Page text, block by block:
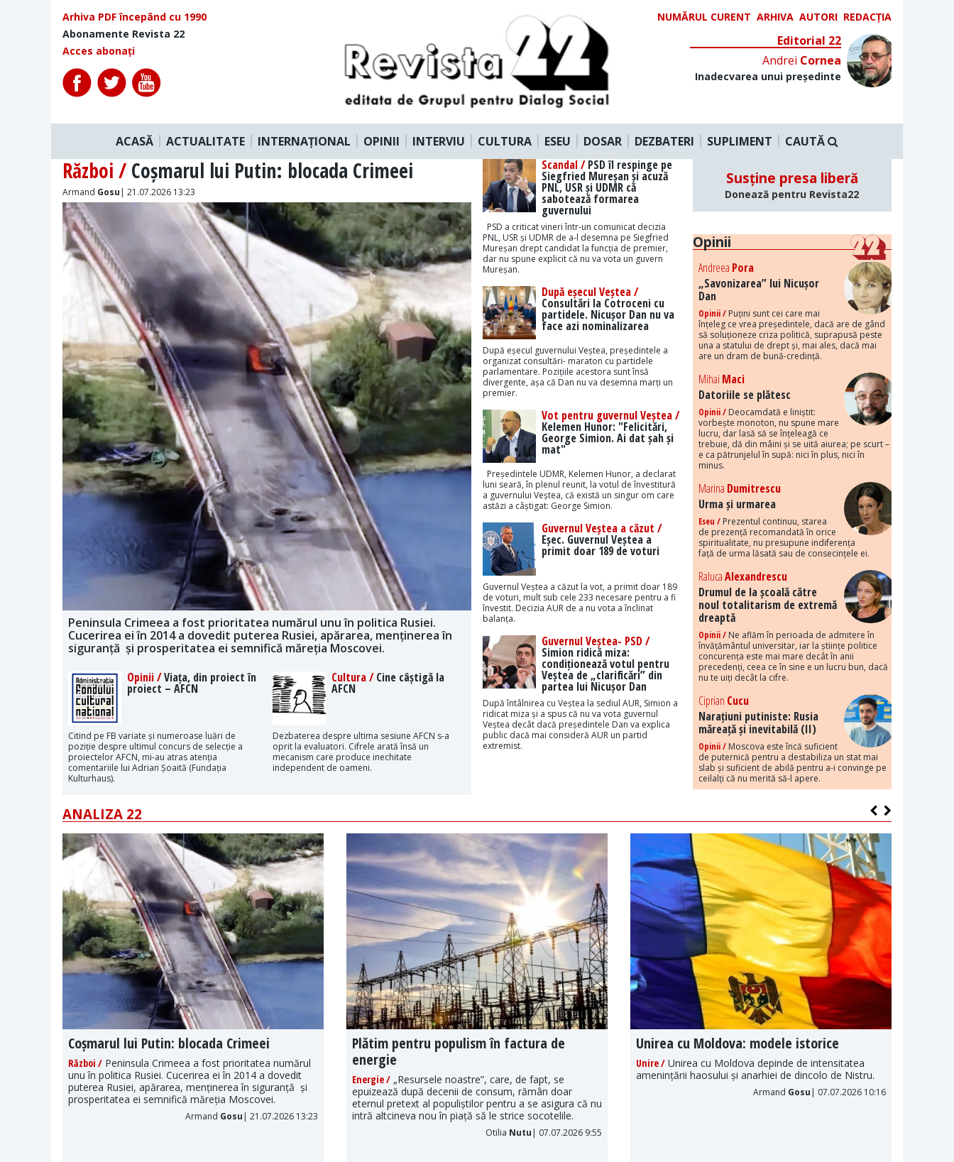
Arhiva PDF începând cu 1990
Abonamente Revista 22
Acces abonați
NUMĂRUL CURENT ARHIVA AUTORI REDACȚIA
Editorial 22
Andrei Cornea
Inadecvarea unui președinte
ACASĂ ACTUALITATE INTERNAȚIONAL OPINII INTERVIU CULTURA ESEU DOSAR DEZBATERI SUPLIMENT CAUTĂ
Război / Coșmarul lui Putin: blocada Crimeei
Armand Gosu | 21.07.2026 13:23
Peninsula Crimeea a fost prioritatea numărul unu în politica Rusiei.
Cucerirea ei în 2014 a dovedit puterea Rusiei, apărarea, menținerea în
siguranță și prosperitatea ei semnifică măreția Moscovei.
Opinii /Viața, din proiect în
proiect – AFCN
Citind pe FB variate și numeroase luări de
poziție despre ultimul concurs de selecție a
proiectelor AFCN, mi-au atras atenția
comentariile lui Adrian Șoaită (Fundația
Kulturhaus).
Cultura /Cine câștigă la
AFCN
Dezbaterea despre ultima sesiune AFCN s-a
oprit la evaluatori. Cifrele arată însă un
mecanism care produce inechitate
independent de oameni.
Scandal /PSD îl respinge pe
Siegfried Mureșan și acuză
PNL, USR și UDMR că
sabotează formarea
guvernului
PSD a criticat vineri într-un comunicat decizia
PNL, USR și UDMR de a-l desemna pe Siegfried
Mureșan drept candidat la funcția de premier,
dar nu spune explicit că nu va vota un guvern
Mureșan.
După eșecul Veștea /
Consultări la Cotroceni cu
partidele. Nicușor Dan nu va
face azi nominalizarea
După eșecul guvernului Veștea, președintele a
organizat consultări- maraton cu partidele
parlamentare. Pozițiile acestora sunt însă
divergente, așa că Dan nu va desemna marți un
premier.
Vot pentru guvernul Veștea /
Kelemen Hunor: "Felicitări,
George Simion. Ai dat șah și
mat"
Președintele UDMR, Kelemen Hunor, a declarat
luni seară, în plenul reunit, la votul de învestitură
a guvernului Veștea, că există un singur om care
astăzi a câștigat: George Simion.
Guvernul Veștea a căzut /
Eșec. Guvernul Veștea a
primit doar 189 de voturi
Guvernul Veștea a căzut la vot, a primit doar 189
de voturi, mult sub cele 233 necesare pentru a fi
învestit. Decizia AUR de a nu vota a înclinat
balanța.
Guvernul Veștea- PSD /
Simion ridică miza:
condiționează votul pentru
Veștea de „clarificări” din
partea lui Nicușor Dan
După întâlnirea cu Veștea la sediul AUR, Simion a
ridicat miza și a spus că nu va vota guvernul
Veștea decât dacă președintele Dan va explica
public dacă mai consideră AUR un partid
extremist.
Susține presa liberă
Donează pentru Revista22
Opinii
Andreea Pora
„Savonizarea” lui Nicușor
Dan
Opinii /Puțini sunt cei care mai
înțeleg ce vrea președintele, dacă are de gând
să soluționeze criza politică, suprapusă peste
una a statului de drept și, mai ales, dacă mai
are un dram de bună-credință.
Mihai Maci
Datoriile se plătesc
Opinii /Deocamdată e liniștit:
vorbește monoton, nu spune mare
lucru, dar lasă să se înțeleagă ce
trebuie, dă din mâini și se uită aiurea; pe scurt –
e ca pătrunjelul în supă: nici în plus, nici în
minus.
Marina Dumitrescu
Urma și urmarea
Eseu /Prezentul continuu, starea
de prezență recomandată în orice
spiritualitate, nu presupune indiferența
față de urma lăsată sau de consecințele ei.
RalucaAlexandrescu
Drumul de la școală către
noul totalitarism de extremă
dreaptă
Opinii /Ne aflăm în perioada de admitere în
învățământul universitar, iar la științe politice
concurența este mai mare decât în anii
precedenți, ceea ce în sine e un lucru bun, dacă
nu te uiți decât la cifre.
Ciprian Cucu
Narațiuni putiniste: Rusia
măreață și inevitabilă (II)
Opinii /Moscova este încă suficient
de puternică pentru a destabiliza un stat mai
slab și suficient de abilă pentru a-i convinge pe
ceilalți că nu merită să-l apere.
ANALIZA 22
Coșmarul lui Putin: blocada Crimeei
Război / Peninsula Crimeea a fost prioritatea numărul
unu în politica Rusiei. Cucerirea ei în 2014 a dovedit
puterea Rusiei, apărarea, menținerea în siguranță și
prosperitatea ei semnifică măreția Moscovei.
Armand Gosu | 21.07.2026 13:23
Plătim pentru populism în factura de
energie
Energie / „Resursele noastre”, care, de fapt, se
epuizează după decenii de consum, rămân doar
eternul pretext al populiștilor pentru a se asigura că nu
intră altcineva nou în piață să le strice socotelile.
Otilia Nutu | 07.07.2026 9:55
Unirea cu Moldova: modele istorice
Unire / Unirea cu Moldova depinde de intensitatea
amenințării haosului și anarhiei de dincolo de Nistru.
Armand Gosu | 07.07.2026 10:16